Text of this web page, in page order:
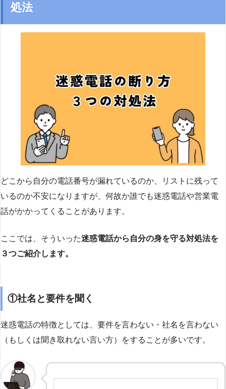
処法
どこから自分の電話番号が漏れているのか、リストに残って
いるのか不安になりますが、何故か誰でも迷惑電話や営業電
話がかかってくることがあります。
ここでは、そういった迷惑電話から自分の身を守る対処法を
３つご紹介します。
①社名と要件を聞く
迷惑電話の特徴としては、要件を言わない・社名を言わない
（もしくは聞き取れない言い方）をすることが多いです。